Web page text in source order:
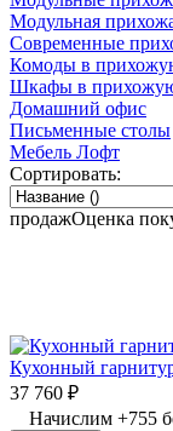
Модульная
Современные
Комоды в
Шкафы в
Домашний офис
Письменные столы
Мебель Лофт
Сортировать:
продажОценка
Кухонный
37 760 ₽
Начислим +755